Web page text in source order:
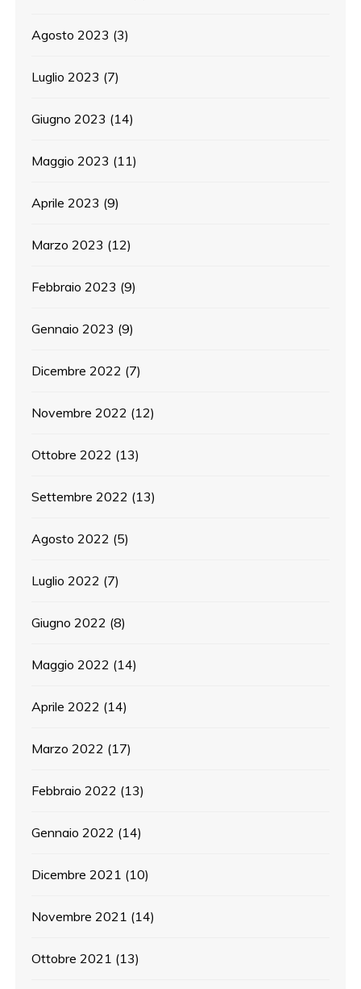
Agosto 2023 (3)
Luglio 2023 (7)
Giugno 2023 (14)
Maggio 2023 (11)
Aprile 2023 (9)
Marzo 2023 (12)
Febbraio 2023 (9)
Gennaio 2023 (9)
Dicembre 2022 (7)
Novembre 2022 (12)
Ottobre 2022 (13)
Settembre 2022 (13)
Agosto 2022 (5)
Luglio 2022 (7)
Giugno 2022 (8)
Maggio 2022 (14)
Aprile 2022 (14)
Marzo 2022 (17)
Febbraio 2022 (13)
Gennaio 2022 (14)
Dicembre 2021 (10)
Novembre 2021 (14)
Ottobre 2021 (13)